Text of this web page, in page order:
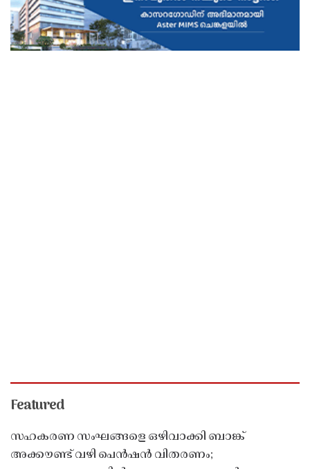
Featured
സഹകരണ സംഘങ്ങളെ ഒഴിവാക്കി ബാങ്ക്
അക്കൗണ്ട് വഴി പെൻഷൻ വിതരണം;